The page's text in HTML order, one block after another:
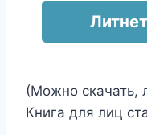
Литнет
(Можно скачать,
Книга для лиц